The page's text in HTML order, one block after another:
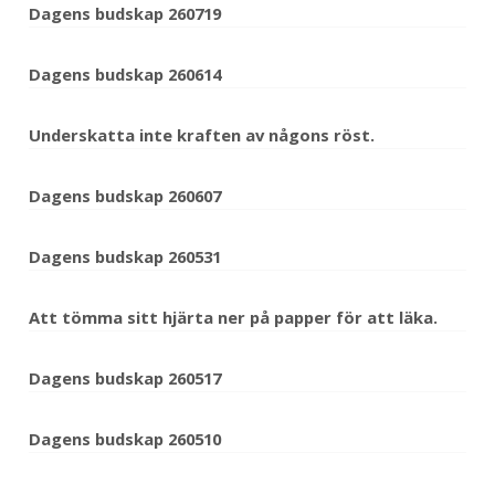
Dagens budskap 260719
Dagens budskap 260614
Underskatta inte kraften av någons röst.
Dagens budskap 260607
Dagens budskap 260531
Att tömma sitt hjärta ner på papper för att läka.
Dagens budskap 260517
Dagens budskap 260510